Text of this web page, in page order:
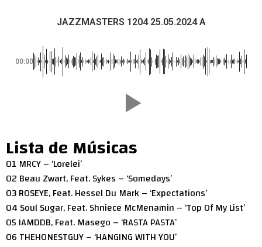
JAZZMASTERS 1204 25.05.2024 A
00:00
Lista de Músicas
01 MRCY – ‘Lorelei’
02 Beau Zwart, Feat. Sykes – ‘Somedays’
03 ROSEYE, Feat. Hessel Du Mark – ‘Expectations’
04 Soul Sugar, Feat. Shniece McMenamin – ‘Top Of My List’
05 IAMDDB, Feat. Masego – ‘RASTA PASTA’
06 THEHONESTGUY – ‘HANGING WITH YOU’